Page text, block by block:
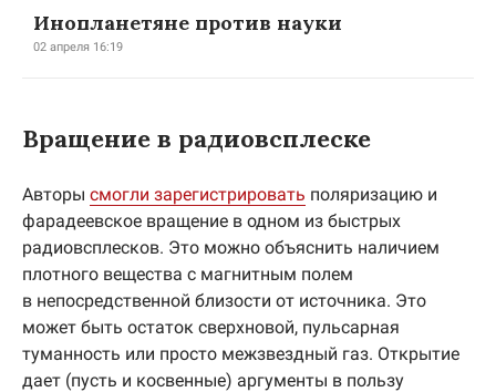
Инопланетяне против науки
02 апреля 16:19
Вращение в радиовсплеске
Авторы смогли зарегистрировать поляризацию и
фарадеевское вращение в одном из быстрых
радиовсплесков. Это можно объяснить наличием
плотного вещества с магнитным полем
в непосредственной близости от источника. Это
может быть остаток сверхновой, пульсарная
туманность или просто межзвездный газ. Открытие
дает (пусть и косвенные) аргументы в пользу